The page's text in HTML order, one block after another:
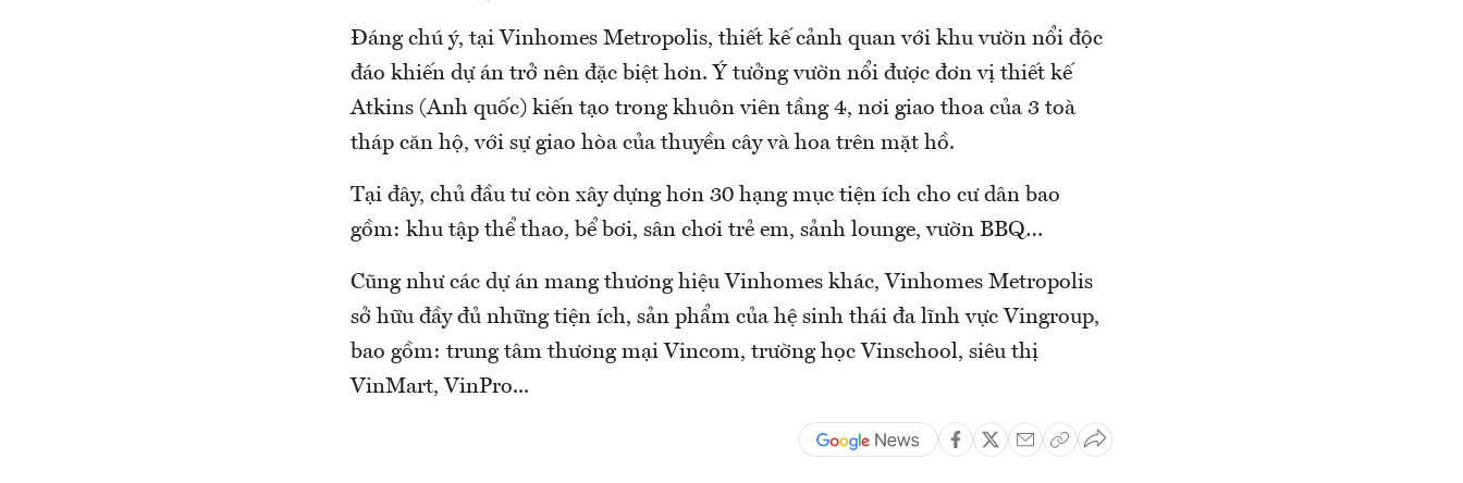
Đáng chú ý, tại Vinhomes Metropolis, thiết kế cảnh quan với khu vườn nổi độc
đáo khiến dự án trở nên đặc biệt hơn. Ý tưởng vườn nổi được đơn vị thiết kế
Atkins (Anh quốc) kiến tạo trong khuôn viên tầng 4, nơi giao thoa của 3 toà
tháp căn hộ, với sự giao hòa của thuyền cây và hoa trên mặt hồ.
Tại đây, chủ đầu tư còn xây dựng hơn 30 hạng mục tiện ích cho cư dân bao
gồm: khu tập thể thao, bể bơi, sân chơi trẻ em, sảnh lounge, vườn BBQ…
Cũng như các dự án mang thương hiệu Vinhomes khác, Vinhomes Metropolis
sở hữu đầy đủ những tiện ích, sản phẩm của hệ sinh thái đa lĩnh vực Vingroup,
bao gồm: trung tâm thương mại Vincom, trường học Vinschool, siêu thị
VinMart, VinPro...